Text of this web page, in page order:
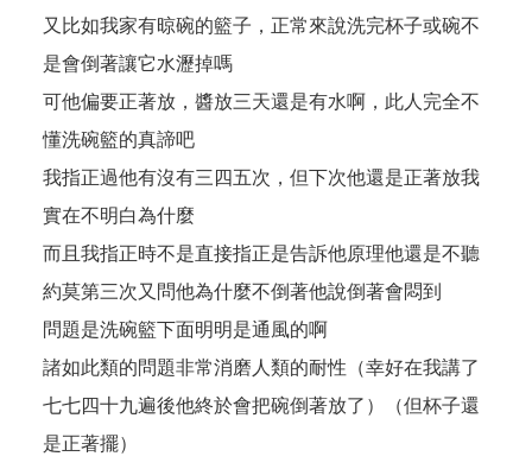
又比如我家有晾碗的籃子，正常來說洗完杯子或碗不
是會倒著讓它水瀝掉嗎
可他偏要正著放，醬放三天還是有水啊，此人完全不
懂洗碗籃的真諦吧
我指正過他有沒有三四五次，但下次他還是正著放我
實在不明白為什麼
而且我指正時不是直接指正是告訴他原理他還是不聽
約莫第三次又問他為什麼不倒著他說倒著會悶到
問題是洗碗籃下面明明是通風的啊
諸如此類的問題非常消磨人類的耐性（幸好在我講了
七七四十九遍後他終於會把碗倒著放了）（但杯子還
是正著擺）